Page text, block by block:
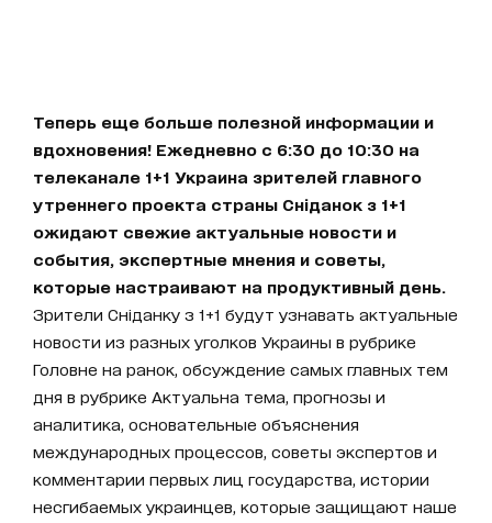
Теперь еще больше полезной информации и
вдохновения! Ежедневно с 6:30 до 10:30 на
телеканале 1+1 Украина зрителей главного
утреннего проекта страны Сніданок з 1+1
ожидают свежие актуальные новости и
события, экспертные мнения и советы,
которые настраивают на продуктивный день.
Зрители Сніданку з 1+1 будут узнавать актуальные
новости из разных уголков Украины в рубрике
Головне на ранок, обсуждение самых главных тем
дня в рубрике Актуальна тема, прогнозы и
аналитика, основательные объяснения
международных процессов, советы экспертов и
комментарии первых лиц государства, истории
несгибаемых украинцев, которые защищают наше